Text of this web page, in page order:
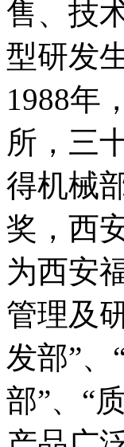
售、技
型研发
1988年
所，三
得机械
奖，西
为西安
管理及
发部”、
部”、“